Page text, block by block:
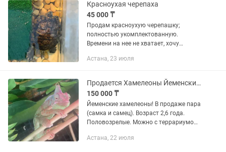
Красноухая черепаха
45 000 ₸
Продам красноухую черепашку;
полностью укомплектованную.
Времени на нее не хватает, хочу
с ней общаться и ухаживать. В питании
Астана, 23 июля
Продается Хамелеоны Йеменские, пара (самец и самка)
150 000 ₸
Йеменские хамелеоны! В продаже пара
(самка и самец). Возраст 2,6 года.
Половозрелые. Можно с террариумом
ультрафиолет и нагревательные
Астана, 22 июля